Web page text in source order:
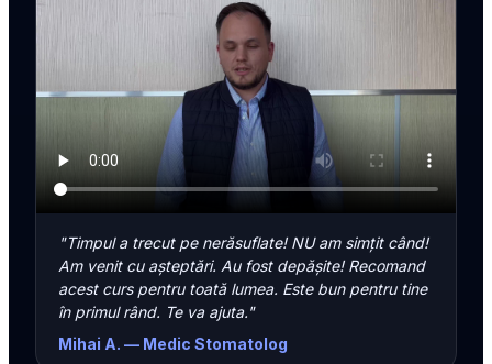
"Timpul a trecut pe nerăsuflate! NU am simțit când!
Am venit cu așteptări. Au fost depășite! Recomand
acest curs pentru toată lumea. Este bun pentru tine
în primul rând. Te va ajuta."
Mihai A. — Medic Stomatolog